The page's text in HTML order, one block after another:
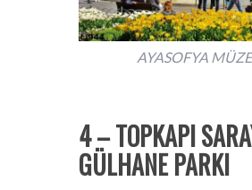
AYASOFYA
4 – TOPKAPI
GÜLHANE PARKI